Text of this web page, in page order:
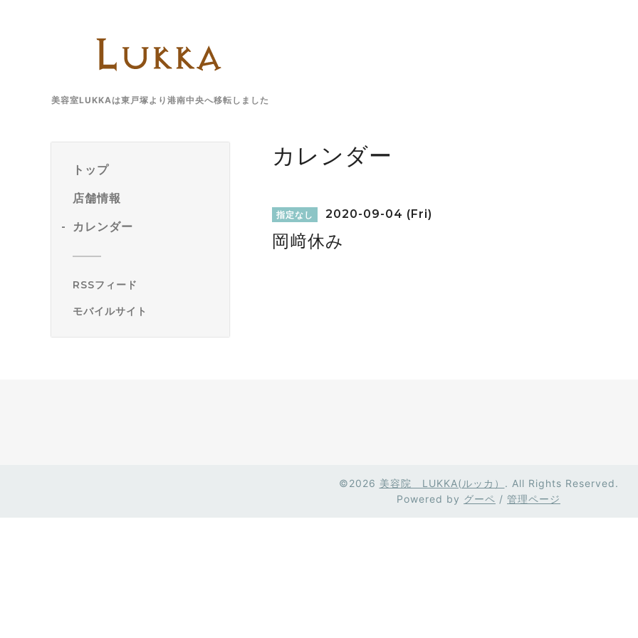
美容室LUKKAは東戸塚より港南中央へ移転しました
トップ
店舗情報
カレンダー
RSSフィード
モバイルサイト
カレンダー
指定なし 2020-09-04 (Fri)
岡﨑休み
©2026 美容院 LUKKA(ルッカ） . All Rights Reserved.
Powered by グーペ / 管理ページ